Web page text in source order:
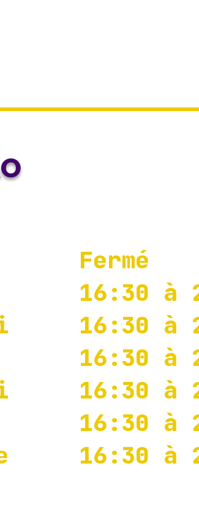
Fermé
16:30 à
16:30 à
à
16:30 à
16:30 à
16:30 à